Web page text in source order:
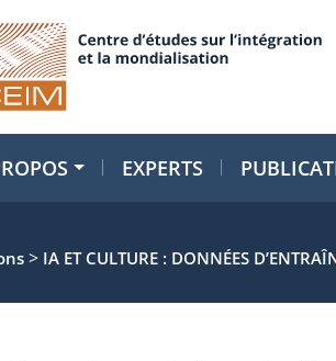
EXPERTS
> IA ET CULTURE : DONNÉES